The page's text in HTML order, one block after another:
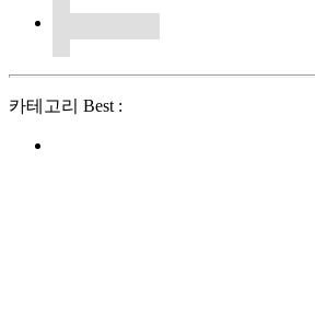
카테고리 Best :